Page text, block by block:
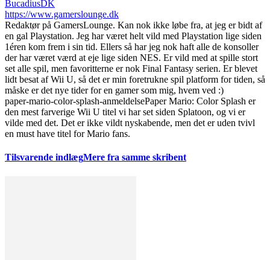
BucadiusDK
https://www.gamerslounge.dk
Redaktør på GamersLounge. Kan nok ikke løbe fra, at jeg er bidt af
en gal Playstation. Jeg har været helt vild med Playstation lige siden
1éren kom frem i sin tid. Ellers så har jeg nok haft alle de konsoller
der har været værd at eje lige siden NES. Er vild med at spille stort
set alle spil, men favoritterne er nok Final Fantasy serien. Er blevet
lidt besat af Wii U, så det er min foretrukne spil platform for tiden, så
måske er det nye tider for en gamer som mig, hvem ved :)
paper-mario-color-splash-anmeldelsePaper Mario: Color Splash er
den mest farverige Wii U titel vi har set siden Splatoon, og vi er
vilde med det. Det er ikke vildt nyskabende, men det er uden tvivl
en must have titel for Mario fans.
Tilsvarende indlægMere fra samme skribent